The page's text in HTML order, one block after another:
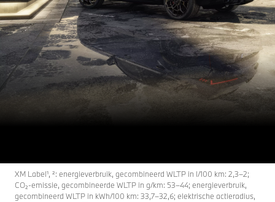
THE NEW
XM
De nieuwe modellen
van de BMW XM: Technische
gegevens.
XM Label¹, ²: energieverbruik, gecombineerd WLTP in l/100 km: 2,3–2;
CO₂-emissie, gecombineerde WLTP in g/km: 53–44; energieverbruik,
gecombineerd WLTP in kWh/100 km: 33,7–32,6; elektrische actieradius,